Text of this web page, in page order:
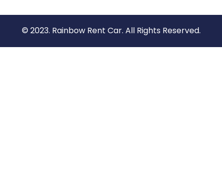
© 2023. Rainbow Rent Car. All Rights Reserved.